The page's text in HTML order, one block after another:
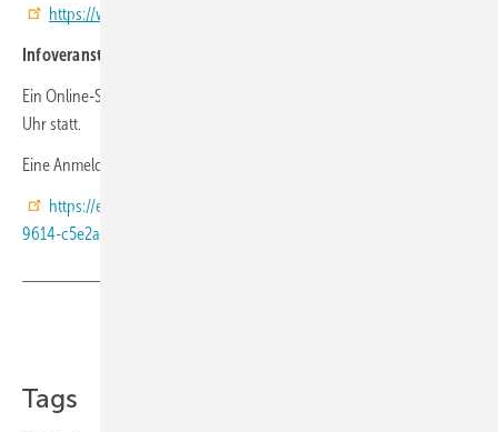
https://www.ptj.de/foerdermoeglichkeiten/nip/hrs_nfz_2026
Infoveranstaltung und weitere Informationen
Ein Online-Seminar zur Förderung findet am 17. Februar 2026 um 9:30
Uhr statt.
Eine Anmeldung ist hier möglich:
https://events.teams.microsoft.com/event/12acf247-6666-44ed-
9614-c5e2a2aa36e5@cc0f4a00-1bec-4a3e-84ed-3e87b21af56a
Tags